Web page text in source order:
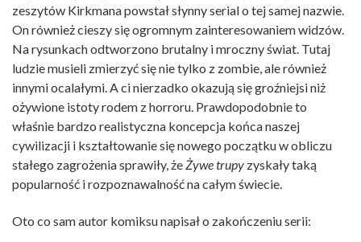
zeszytów Kirkmana powstał słynny serial o tej samej nazwie.
On również cieszy się ogromnym zainteresowaniem widzów.
Na rysunkach odtworzono brutalny i mroczny świat. Tutaj
ludzie musieli zmierzyć się nie tylko z zombie, ale również
innymi ocalałymi. A ci nierzadko okazują się groźniejsi niż
ożywione istoty rodem z horroru. Prawdopodobnie to
właśnie bardzo realistyczna koncepcja końca naszej
cywilizacji i kształtowanie się nowego początku w obliczu
stałego zagrożenia sprawiły, żeŻywe trupy zyskały taką
popularność i rozpoznawalność na całym świecie.
Oto co sam autor komiksu napisał o zakończeniu serii: